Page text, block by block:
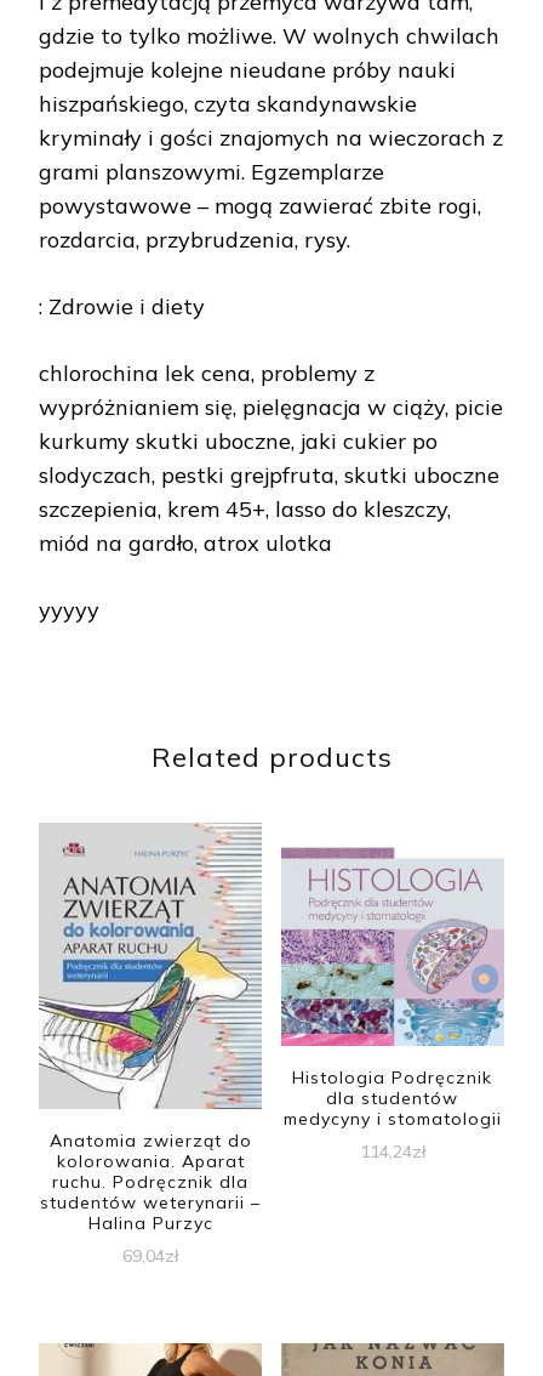
gdzie to tylko możliwe. W wolnych chwilach
podejmuje kolejne nieudane próby nauki
hiszpańskiego, czyta skandynawskie
kryminały i gości znajomych na wieczorach z
grami planszowymi. Egzemplarze
powystawowe – mogą zawierać zbite rogi,
rozdarcia, przybrudzenia, rysy.
: Zdrowie i diety
chlorochina lek cena, problemy z
wypróżnianiem się, pielęgnacja w ciąży, picie
kurkumy skutki uboczne, jaki cukier po
slodyczach, pestki grejpfruta, skutki uboczne
szczepienia, krem 45+, lasso do kleszczy,
miód na gardło, atrox ulotka
yyyyy
Related products
Anatomia zwierząt do
kolorowania. Aparat
ruchu. Podręcznik dla
studentów weterynarii –
Halina Purzyc
69,04zł
Histologia Podręcznik
dla studentów
medycyny i stomatologii
114,24zł